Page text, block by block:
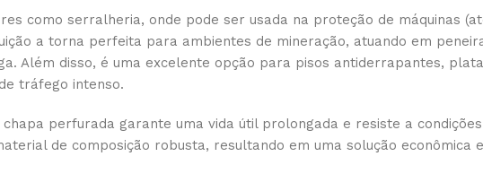
como serralheria, onde pode ser usada na proteção de máquinas
a torna perfeita para ambientes de mineração, atuando em
Além disso, é uma excelente opção para pisos antiderrapantes,
tráfego intenso.
perfurada garante uma vida útil prolongada e resiste a
de composição robusta, resultando em uma solução econômica